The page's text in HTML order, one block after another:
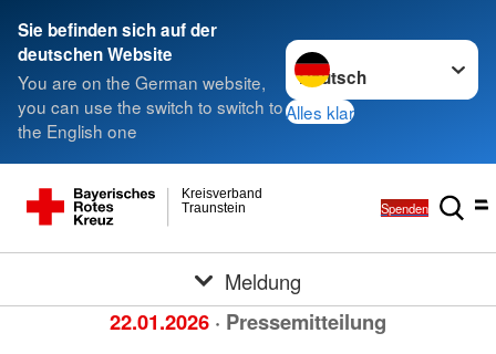
Sie befinden sich auf der
deutschen Website
You are on the German website,
you can use the switch to switch to
the English one
Sprache wechseln zu
Alles klar
Traunstein
Kreisverband
Spenden
Meldung
22.01.2026 · Pressemitteilung